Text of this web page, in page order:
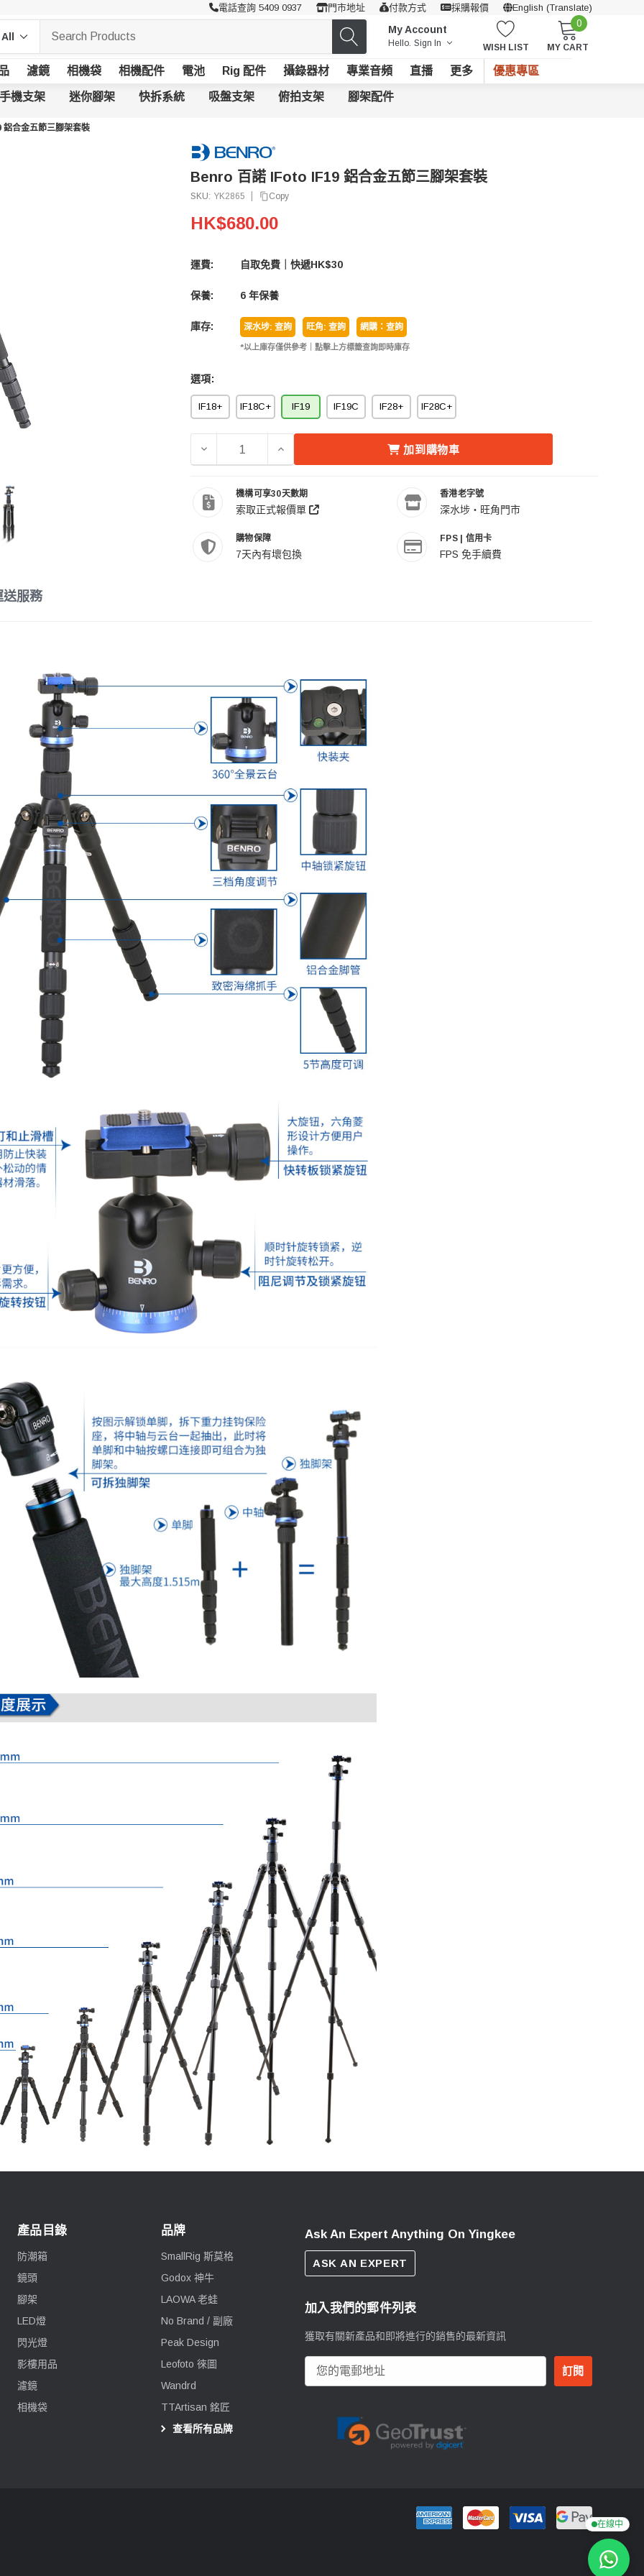
電話查詢 5409 0937 門市地址 付款方式 採購報價 English (Translate)
My Account
Hello. Sign In WISH LIST
0
MY CART
濾鏡 相機袋 相機配件 電池 Rig 配件 攝錄器材 專業音頻 直播 更多 優惠專區
機支架 迷你腳架 快拆系統 吸盤支架 俯拍支架 腳架配件
合金五節三腳架套裝
Benro 百諾 IFoto IF19 鋁合金五節三腳架套裝
SKU: YK2865 Copy
HK$680.00
運費: 自取免費｜快遞HK$30
保養: 6 年保養
庫存: 深水埗: 查詢 旺角: 查詢 網購：查詢
*以上庫存僅供參考｜點擊上方標籤查詢即時庫存
選項:
IF18+ IF18C+ IF19 IF19C IF28+ IF28C+
減少 BENRO 百諾 IFOTO IF19 鋁合金五節三腳架套裝 的數量
增加 BENRO 百諾 IFOTO IF19 鋁合金五節三腳架套裝 的數量
加到購物車
機構可享30天數期
索取正式報價單
香港老字號
深水埗・旺角門市
購物保障
7天內有壞包換
FPS | 信用卡
FPS 免手續費
送服務
產品目錄
防潮箱
鏡頭
腳架
LED燈
閃光燈
影樓用品
濾鏡
相機袋
品牌
SmallRig 斯莫格
Godox 神牛
LAOWA 老蛙
No Brand / 副廠
Peak Design
Leofoto 徠圖
Wandrd
TTArtisan 銘匠
查看所有品牌
Ask An Expert Anything On Yingkee
ASK AN EXPERT
加入我們的郵件列表
獲取有關新產品和即將進行的銷售的最新資訊
郵
在線中